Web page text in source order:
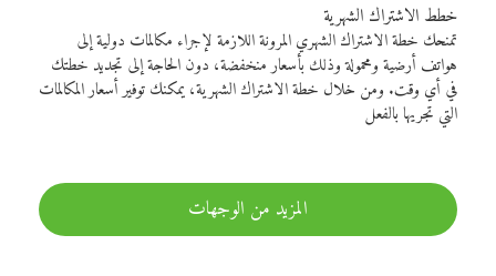
خطط الاشتراك الشهرية
تمنحك خطة الاشتراك الشهري المرونة اللازمة لإجراء مكالمات دولية إلى
هواتف أرضية ومحمولة وذلك بأسعار منخفضة، دون الحاجة إلى تجديد خطتك
في أي وقت. ومن خلال خطة الاشتراك الشهرية، يمكنك توفير أسعار المكالمات
التي تجريها بالفعل
المزيد من الوجهات